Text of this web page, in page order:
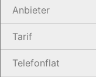
Anbieter
Tarif
Telefonflat